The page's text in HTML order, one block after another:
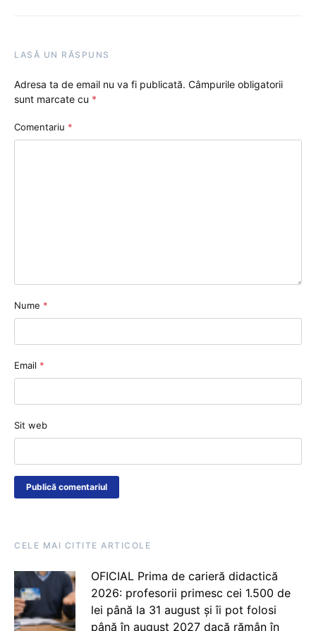
LASĂ UN RĂSPUNS
Adresa ta de email nu va fi publicată. Câmpurile obligatorii
sunt marcate cu *
Comentariu *
Nume *
Email *
Sit web
CELE MAI CITITE ARTICOLE
OFICIAL Prima de carieră didactică
2026: profesorii primesc cei 1.500 de
lei până la 31 august și îi pot folosi
până în august 2027 dacă rămân în